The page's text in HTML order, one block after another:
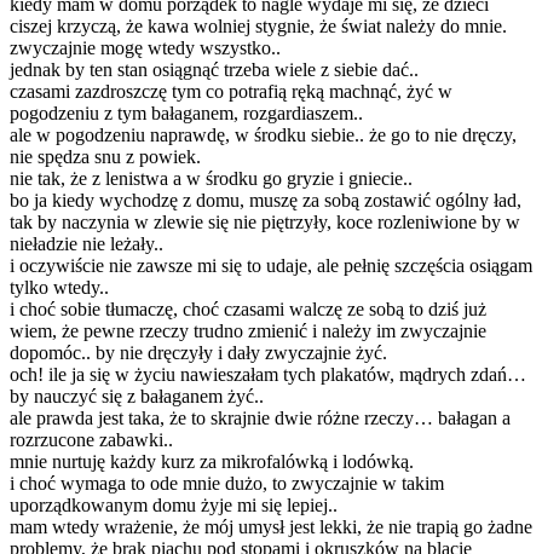
ciszej krzyczą, że kawa wolniej stygnie, że świat należy do mnie.
zwyczajnie mogę wtedy wszystko..
jednak by ten stan osiągnąć trzeba wiele z siebie dać..
czasami zazdroszczę tym co potrafią ręką machnąć, żyć w
pogodzeniu z tym bałaganem, rozgardiaszem..
ale w pogodzeniu naprawdę, w środku siebie.. że go to nie dręczy,
nie spędza snu z powiek.
nie tak, że z lenistwa a w środku go gryzie i gniecie..
bo ja kiedy wychodzę z domu, muszę za sobą zostawić ogólny ład,
tak by naczynia w zlewie się nie piętrzyły, koce rozleniwione by w
nieładzie nie leżały..
i oczywiście nie zawsze mi się to udaje, ale pełnię szczęścia osiągam
tylko wtedy..
i choć sobie tłumaczę, choć czasami walczę ze sobą to dziś już
wiem, że pewne rzeczy trudno zmienić i należy im zwyczajnie
dopomóc.. by nie dręczyły i dały zwyczajnie żyć.
och! ile ja się w życiu nawieszałam tych plakatów, mądrych zdań…
by nauczyć się z bałaganem żyć..
ale prawda jest taka, że to skrajnie dwie różne rzeczy… bałagan a
rozrzucone zabawki..
mnie nurtuję każdy kurz za mikrofalówką i lodówką.
i choć wymaga to ode mnie dużo, to zwyczajnie w takim
uporządkowanym domu żyje mi się lepiej..
mam wtedy wrażenie, że mój umysł jest lekki, że nie trapią go żadne
problemy, że brak piachu pod stopami i okruszków na blacie